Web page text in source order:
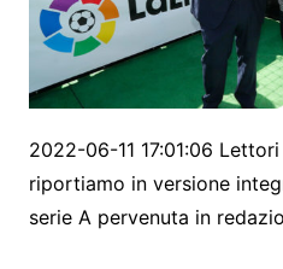
2022-06-11 17:01:06
riportiamo in versione
serie A pervenuta in